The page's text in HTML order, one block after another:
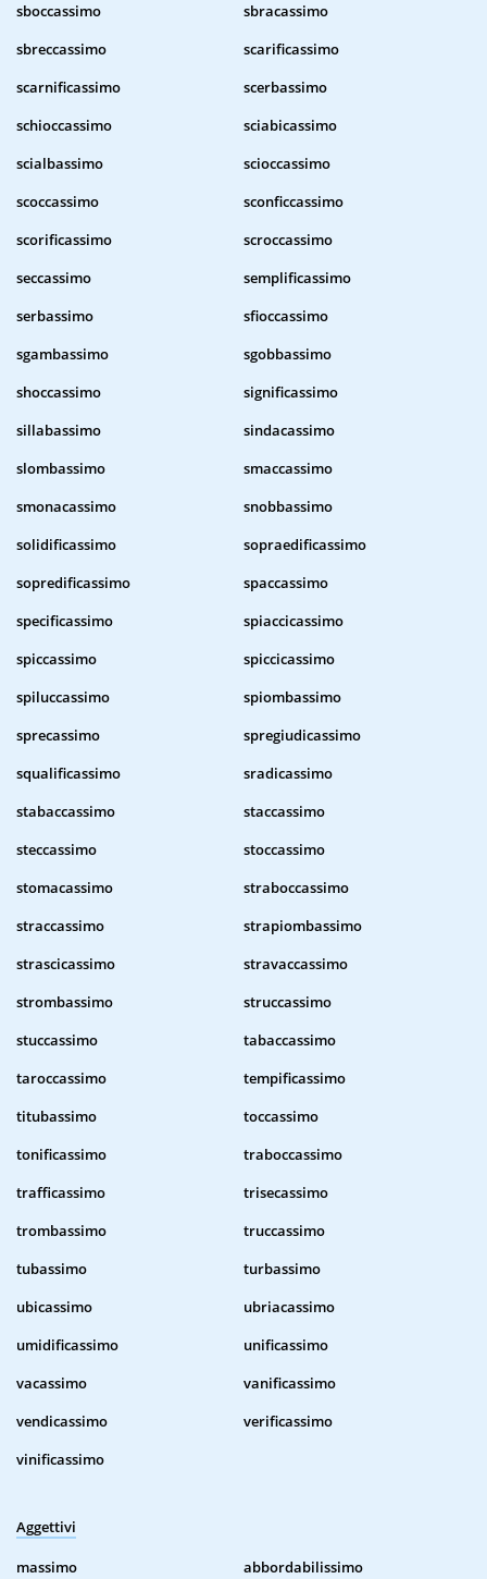
sboccassimo
sbracassimo
sbreccassimo
scarificassimo
scarnificassimo
scerbassimo
schioccassimo
sciabicassimo
scialbassimo
scioccassimo
scoccassimo
sconficcassimo
scorificassimo
scroccassimo
seccassimo
semplificassimo
serbassimo
sfioccassimo
sgambassimo
sgobbassimo
shoccassimo
significassimo
sillabassimo
sindacassimo
slombassimo
smaccassimo
smonacassimo
snobbassimo
solidificassimo
sopraedificassimo
sopredificassimo
spaccassimo
specificassimo
spiaccicassimo
spiccassimo
spiccicassimo
spiluccassimo
spiombassimo
sprecassimo
spregiudicassimo
squalificassimo
sradicassimo
stabaccassimo
staccassimo
steccassimo
stoccassimo
stomacassimo
straboccassimo
straccassimo
strapiombassimo
strascicassimo
stravaccassimo
strombassimo
struccassimo
stuccassimo
tabaccassimo
taroccassimo
tempificassimo
titubassimo
toccassimo
tonificassimo
traboccassimo
trafficassimo
trisecassimo
trombassimo
truccassimo
tubassimo
turbassimo
ubicassimo
ubriacassimo
umidificassimo
unificassimo
vacassimo
vanificassimo
vendicassimo
verificassimo
vinificassimo
Aggettivi
massimo abbordabilissimo